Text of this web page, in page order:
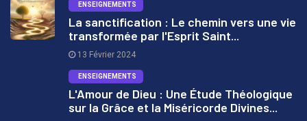
ENSEIGNEMENTS
La sanctification : Le chemin vers une vie
transformée par l'Esprit Saint...
13 Février 2024
ENSEIGNEMENTS
L'Amour de Dieu : Une Étude Théologique
sur la Grâce et la Miséricorde Divines...